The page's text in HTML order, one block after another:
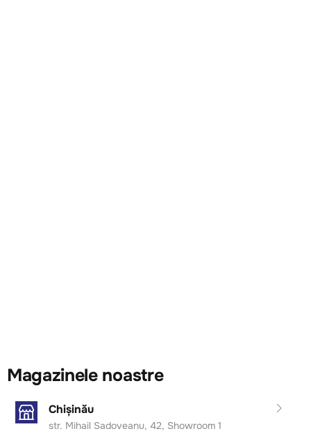
Magazinele noastre
Chișinău
str. Mihail Sadoveanu, 42, Showroom 1